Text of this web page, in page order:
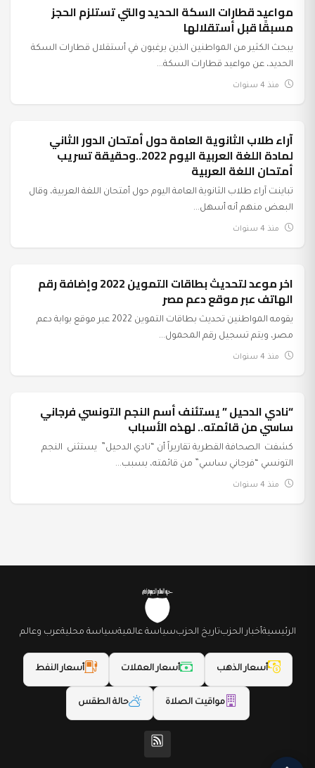
عرب وعالم
مواعيد قطارات السكة الحديد والتي تستلزم الحجز
مسبقًا قبل أستقلالها
يبحث الكثير من المواطنين الذين يرغبون في أستقلال قطارات السكة
الحديد، عن مواعيد قطارات السكة...
منذ 4 سنوات
غير مصنف
آراء طلاب الثانوية العامة حول أمتحان الدور الثاني
لمادة اللغة العربية اليوم 2022..وحقيقة تسريب
أمتحان اللغة العربية
تباينت آراء طلاب الثانوية العامة اليوم حول أمتحان اللغة العربية، وقال
البعض منهم أنه أسهل...
منذ 4 سنوات
عرب وعالم اخر موعد لتحديث بطاقات التموين 2022 وإضافة رقم
الهاتف عبر موقع دعم مصر
يقومه المواطنين تحديث بطاقات التموين 2022 عبر موقع بوابة دعم
مصر، ويتم تسجيل رقم المحمول...
منذ 4 سنوات
عرب وعالم
“نادي الدحيل ” يستئنف أسم النجم التونسي فرجاني
ساسي من قائمته.. لهذه الأسباب
كشفت الصحافة القطرية تقاريراً أن “نادي الدحيل” يستثنى النجم
التونسي “فرجاني ساسي” من قائمته، بسبب...
منذ 4 سنوات
الرئيسيةأخبار الحزبتاريخ الحزبسياسة عالميةسياسة محليةعرب وعالم
أسعار الذهب أسعار العملات أسعار النفط
مواقيت الصلاة حالة الطقس